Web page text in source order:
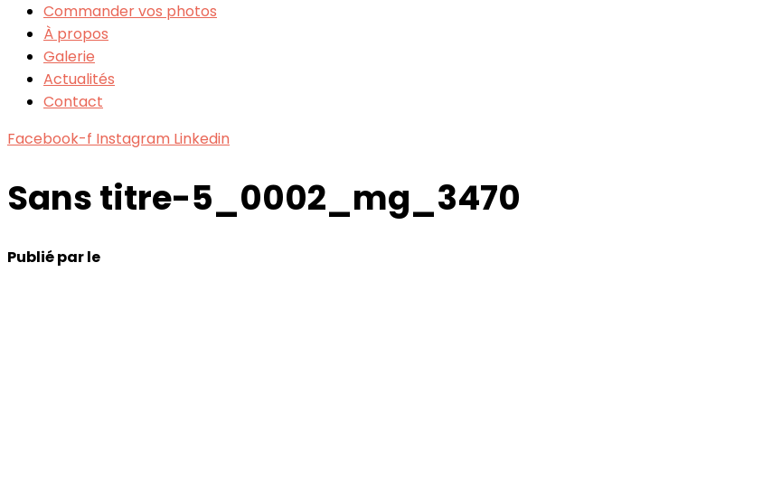
Commander vos photos
À propos
Galerie
Actualités
Contact
Facebook-f Instagram Linkedin
Sans titre-5_0002_mg_3470
Publié parle